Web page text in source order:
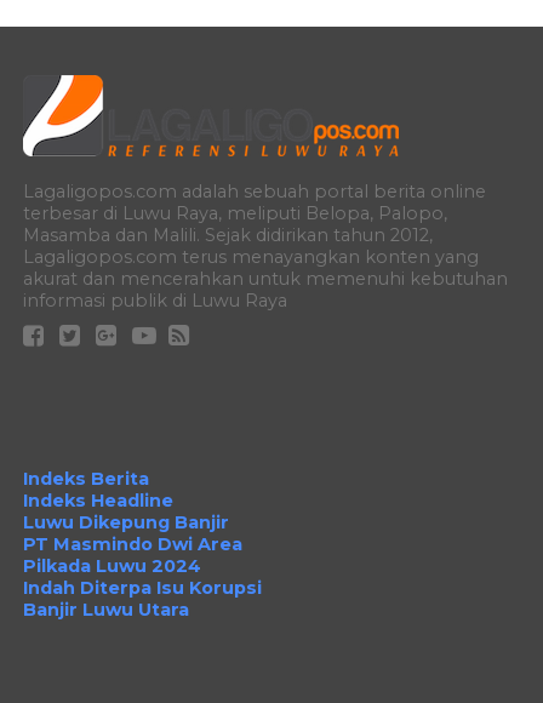
Lagaligopos.com adalah sebuah portal berita online
terbesar di Luwu Raya, meliputi Belopa, Palopo,
Masamba dan Malili. Sejak didirikan tahun 2012,
Lagaligopos.com terus menayangkan konten yang
akurat dan mencerahkan untuk memenuhi kebutuhan
informasi publik di Luwu Raya
Indeks Berita
Indeks Headline
Luwu Dikepung Banjir
PT Masmindo Dwi Area
Pilkada Luwu 2024
Indah Diterpa Isu Korupsi
Banjir Luwu Utara